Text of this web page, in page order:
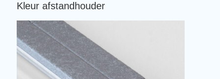
Kleur afstandhouder